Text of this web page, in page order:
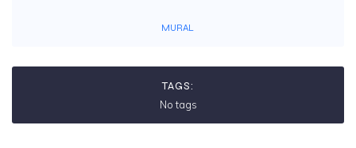
MURAL
TAGS:
No tags